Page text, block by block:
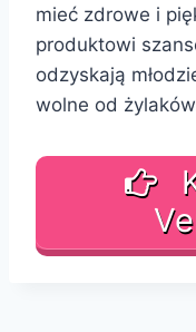
mieć zdrowe i
produktowi
odzyskają
wolne od